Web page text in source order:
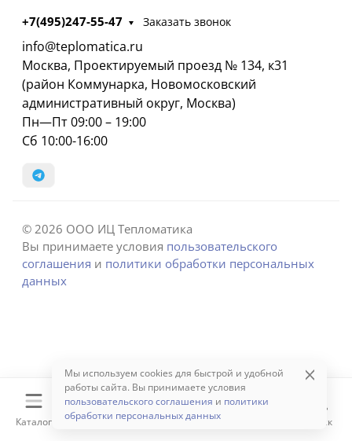
Каталог Корзина Избранное Поиск
+7(495)247-55-47 Заказать звонок
info@teplomatica.ru
Москва, Проектируемый проезд № 134, к31
(район Коммунарка, Новомосковский
административный округ, Москва)
Пн—Пт 09:00 – 19:00
Сб 10:00-16:00
© 2026 ООО ИЦ Тепломатика
Вы принимаете условия пользовательского
соглашения и политики обработки персональных
данных
Мы используем cookies для быстрой и удобной
работы сайта. Вы принимаете условия
пользовательского соглашения и политики
обработки персональных данных